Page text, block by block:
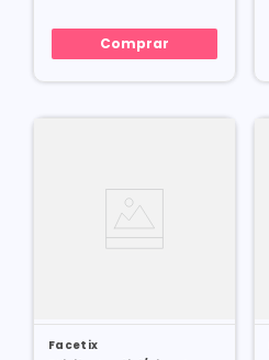
Comprar
Facetix